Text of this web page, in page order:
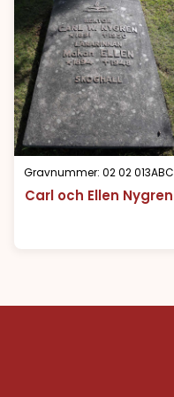
Gravnummer: 02 02 013ABC
Carl och Ellen Nygren